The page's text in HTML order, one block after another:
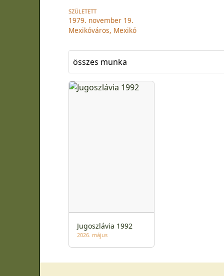
SZÜLETETT
1979. november 19.
Mexikóváros, Mexikó
összes munka
Jugoszlávia 1992
2026. május